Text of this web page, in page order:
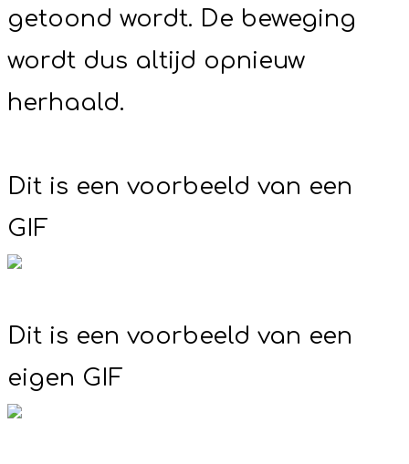
getoond wordt. De beweging
wordt dus altijd opnieuw
herhaald.
Dit is een voorbeeld van een
GIF
Dit is een voorbeeld van een
eigen GIF